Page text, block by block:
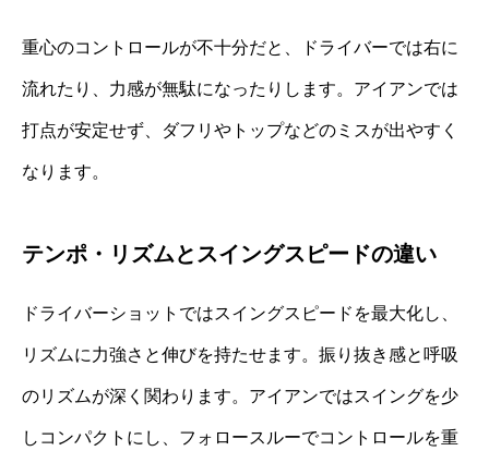
重心のコントロールが不十分だと、ドライバーでは右に
流れたり、力感が無駄になったりします。アイアンでは
打点が安定せず、ダフリやトップなどのミスが出やすく
なります。
テンポ・リズムとスイングスピードの違い
ドライバーショットではスイングスピードを最大化し、
リズムに力強さと伸びを持たせます。振り抜き感と呼吸
のリズムが深く関わります。アイアンではスイングを少
しコンパクトにし、フォロースルーでコントロールを重